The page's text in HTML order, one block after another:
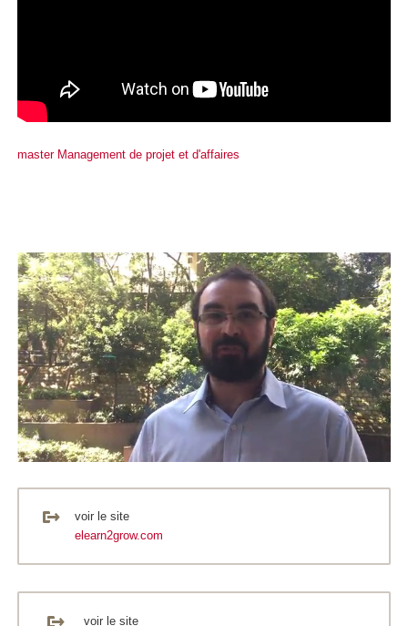
master Management de projet et d'affaires
voir le site
elearn2grow.com
voir le site